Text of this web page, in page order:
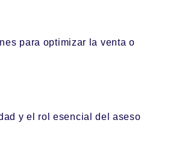
para optimizar la venta o
y el rol esencial del aseso